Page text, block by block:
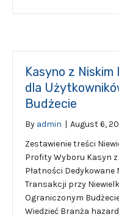
Kasyno z
dla
Budżecie
By admin | August 6,
Zestawienie treści
Profity Wyboru Kasyn
Płatności
Transakcji przy
Ograniczonym
Wiedzieć Branża